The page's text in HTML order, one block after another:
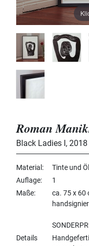
Roman
Black Ladies I , 2018
Material
Tinte und
Auflage
1
Maße
ca. 75 x 60
Details